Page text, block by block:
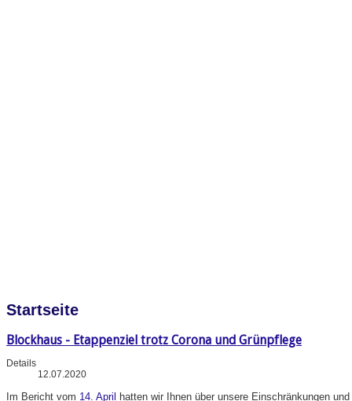
Startseite
Blockhaus - Etappenziel trotz Corona und Grünpflege
Details
12.07.2020
Im Bericht vom 14. April hatten wir Ihnen über unsere Einschränkungen